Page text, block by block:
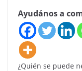
Ayudános a
¿Quién se puede